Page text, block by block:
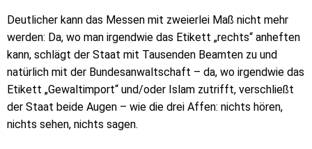
Deutlicher kann das Messen mit zweierlei Maß nicht mehr
werden: Da, wo man irgendwie das Etikett „rechts“ anheften
kann, schlägt der Staat mit Tausenden Beamten zu und
natürlich mit der Bundesanwaltschaft – da, wo irgendwie das
Etikett „Gewaltimport“ und/oder Islam zutrifft, verschließt
der Staat beide Augen – wie die drei Affen: nichts hören,
nichts sehen, nichts sagen.